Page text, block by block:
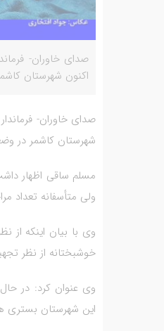
صدای خاوران-
اکنون شهرستان
صدای خاوران-
شهرستان کاشمر در
مسلم ساقی اظهار
ولی متأسفانه تعداد
وی با بیان اینکه از
خوشبختانه از نظر
این شهرستان بستری هستند